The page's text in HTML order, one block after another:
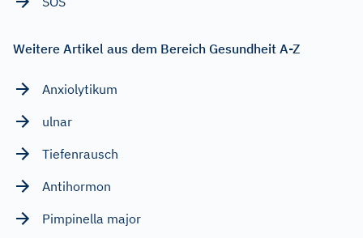
Weitere Artikel aus dem Bereich Gesundheit A-Z
Anxiolytikum
ulnar
Tiefenrausch
Antihormon
Pimpinella major